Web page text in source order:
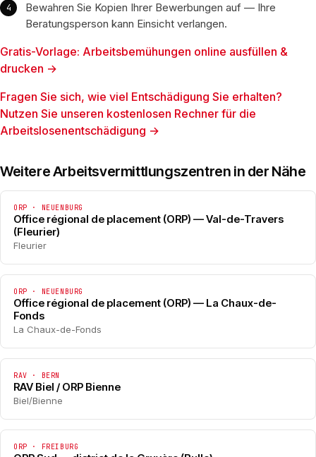
Bewahren Sie Kopien Ihrer Bewerbungen auf — Ihre
Beratungsperson kann Einsicht verlangen.
Gratis-Vorlage: Arbeitsbemühungen online ausfüllen &
drucken →
Fragen Sie sich, wie viel Entschädigung Sie erhalten?
Nutzen Sie unseren kostenlosen Rechner für die
Arbeitslosenentschädigung →
Weitere Arbeitsvermittlungszentren in der Nähe
ORP · NEUENBURG
Office régional de placement (ORP) — Val-de-Travers
(Fleurier)
Fleurier
ORP · NEUENBURG
Office régional de placement (ORP) — La Chaux-de-
Fonds
La Chaux-de-Fonds
RAV · BERN
RAV Biel / ORP Bienne
Biel/Bienne
ORP · FREIBURG